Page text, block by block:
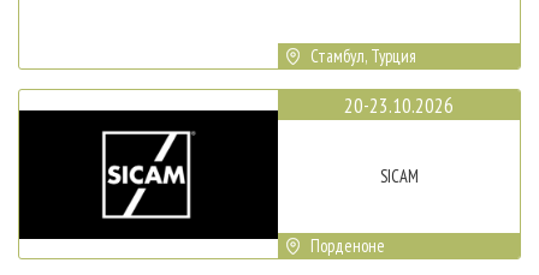
Стамбул, Турция
20-23.10.2026
SICAM
Порденоне